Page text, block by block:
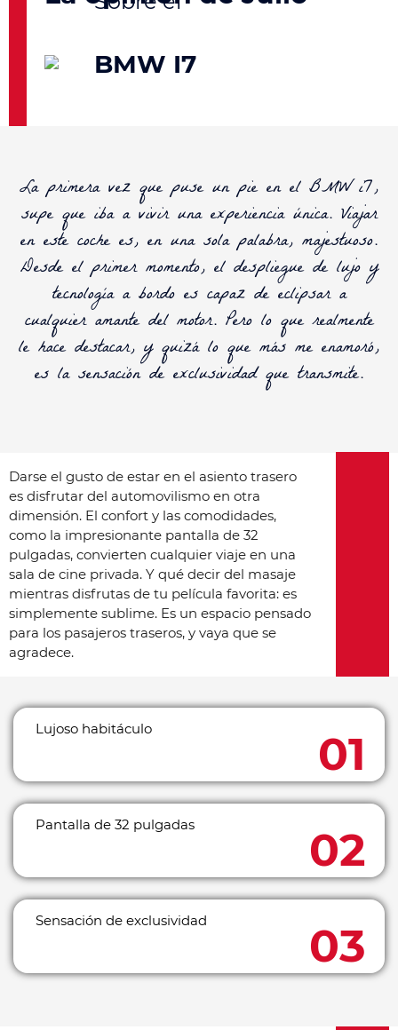
BMW I7
La primera vez que puse un pie en el BMW i7,
supe que iba a vivir una experiencia única. Viajar
en este coche es, en una sola palabra, majestuoso.
Desde el primer momento, el despliegue de lujo y
tecnología a bordo es capaz de eclipsar a
cualquier amante del motor. Pero lo que realmente
le hace destacar, y quizá lo que más me enamoró,
es la sensación de exclusividad que transmite.
Darse el gusto de estar en el asiento trasero
es disfrutar del automovilismo en otra
dimensión. El confort y las comodidades,
como la impresionante pantalla de 32
pulgadas, convierten cualquier viaje en una
sala de cine privada. Y qué decir del masaje
mientras disfrutas de tu película favorita: es
simplemente sublime. Es un espacio pensado
para los pasajeros traseros, y vaya que se
agradece.
Lujoso habitáculo
Pantalla de 32 pulgadas
Sensación de exclusividad